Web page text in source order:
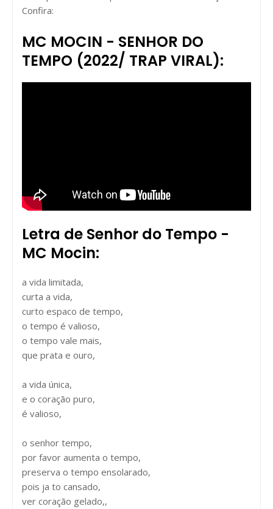
Confira:
MC MOCIN - SENHOR DO
TEMPO (2022/ TRAP VIRAL):
Letra de Senhor do Tempo -
MC Mocin:
a vida limitada,
curta a vida,
curto espaco de tempo,
o tempo é valioso,
o tempo vale mais,
que prata e ouro,
a vida única,
e o coração puro,
é valioso,
o senhor tempo,
por favor aumenta o tempo,
preserva o tempo ensolarado,
pois ja to cansado,
ver coração gelado,,